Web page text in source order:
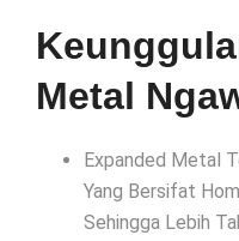
Metal
Expanded Metal
Yang Bersifat
Sehingga Lebih